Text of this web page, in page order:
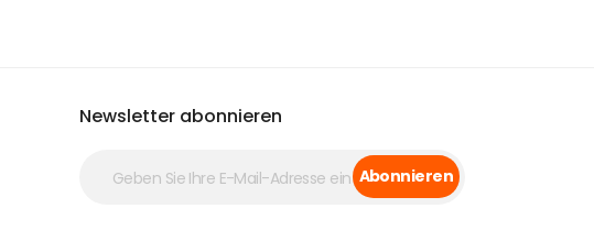
Newsletter abonnieren
Abonnieren